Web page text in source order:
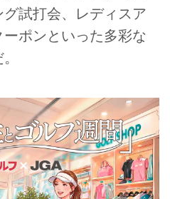
試打会、レディスア
ポンといった多彩な